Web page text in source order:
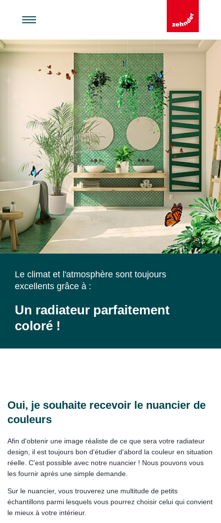
Le climat et l'atmosphère sont toujours
excellents grâce à :
Un radiateur parfaitement
coloré !
Oui, je souhaite recevoir le nuancier de
couleurs
Afin d'obtenir une image réaliste de ce que sera votre radiateur
design, il est toujours bon d'étudier d'abord la couleur en situation
réelle. C'est possible avec notre nuancier ! Nous pouvons vous
les fournir après une simple demande.
Sur le nuancier, vous trouverez une multitude de petits
échantillons parmi lesquels vous pourrez choisir celui qui convient
le mieux à votre intérieur.